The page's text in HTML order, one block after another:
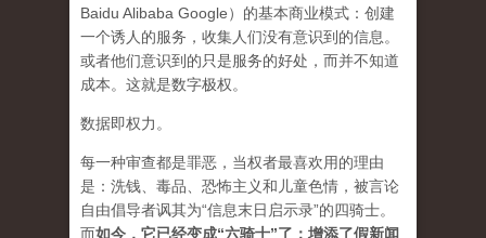
Baidu Alibaba Google）的基本商业模式：创建
一个诱人的服务，收集人们没有意识到的信息。
或者他们意识到的只是服务的好处，而并不知道
成本。这就是数字极权。
数据即权力。
每一种审查都是罪恶，当权者最喜欢用的理由
是：洗钱、毒品、恐怖主义和儿童色情，被言论
自由倡导者讽其为“信息末日启示录”的四骑士。
而如今，它已经变成“六骑士”了：增添了假新闻